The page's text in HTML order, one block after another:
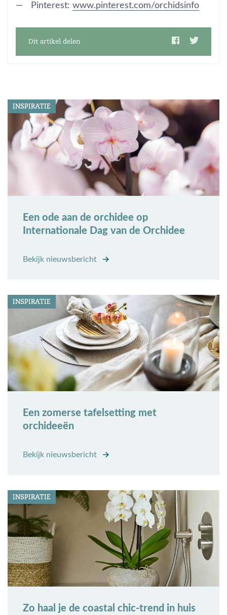
Pinterest: www.pinterest.com/orchidsinfo
Dit artikel delen
INSPIRATIE
Een ode aan de orchidee op
Internationale Dag van de Orchidee
Bekijk nieuwsbericht
INSPIRATIE
Een zomerse tafelsetting met
orchideeën
Bekijk nieuwsbericht
INSPIRATIE
Zo haal je de coastal chic-trend in huis